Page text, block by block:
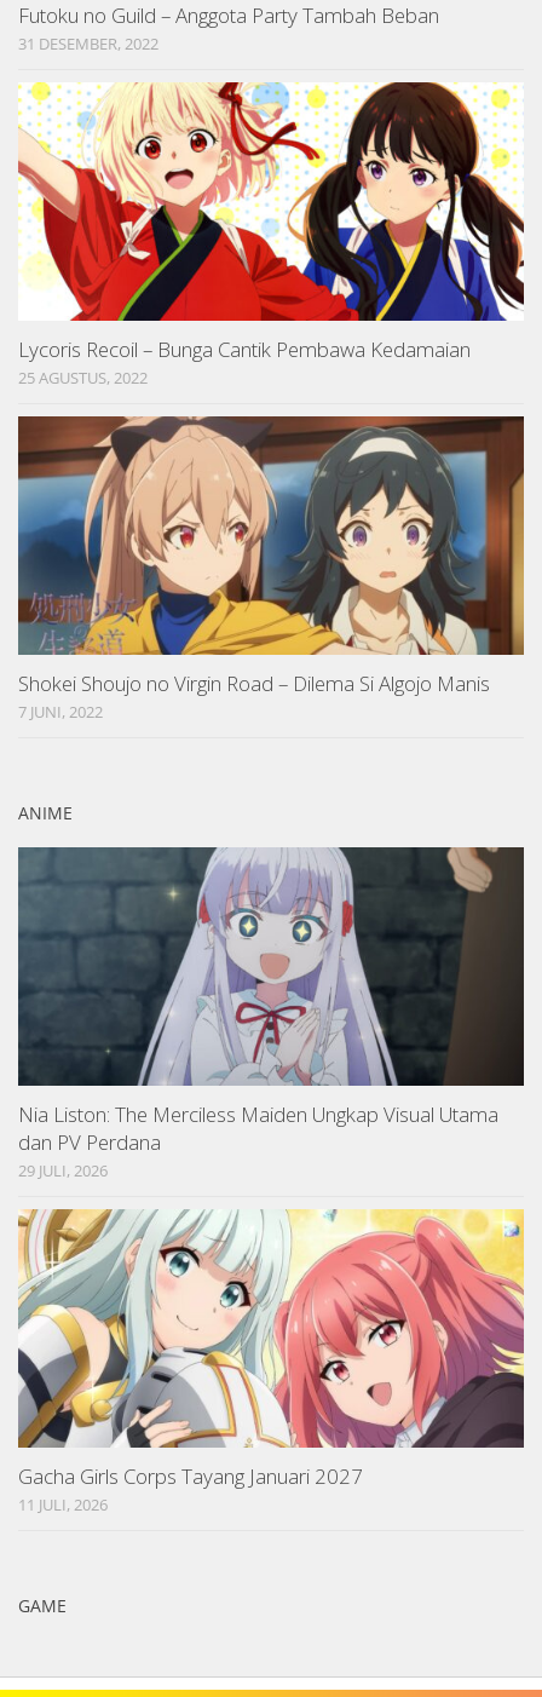
Futoku no Guild – Anggota Party Tambah Beban
31 DESEMBER, 2022
Lycoris Recoil – Bunga Cantik Pembawa Kedamaian
25 AGUSTUS, 2022
Shokei Shoujo no Virgin Road – Dilema Si Algojo Manis
7 JUNI, 2022
ANIME
Nia Liston: The Merciless Maiden Ungkap Visual Utama
dan PV Perdana
29 JULI, 2026
Gacha Girls Corps Tayang Januari 2027
11 JULI, 2026
GAME